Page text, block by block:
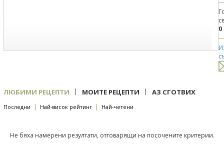
0
ЛЮБИМИ РЕЦЕПТИ | МОИТЕ РЕЦЕПТИ | АЗ СГОТВИХ
Последни | Най-висок рейтинг | Най-четени
Не бяха намерени резултати, отговарящи на посочените критерии.